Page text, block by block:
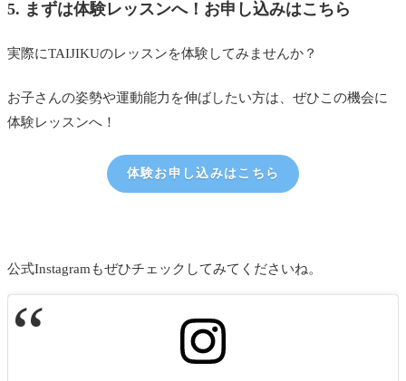
5. まずは体験レッスンへ！お申し込みはこちら
実際にTAIJIKUのレッスンを体験してみませんか？
お子さんの姿勢や運動能力を伸ばしたい方は、ぜひこの機会に
体験レッスンへ！
体験お申し込みはこちら
公式Instagramもぜひチェックしてみてくださいね。